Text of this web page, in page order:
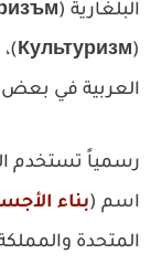
البلغارية (
(
Культуризм
العربية في بعض
رسمياً تستخدم
اسم (بناء
المتحدة